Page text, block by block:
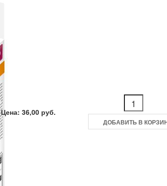
Цена: 36,00 руб.
ДОБАВИТЬ В